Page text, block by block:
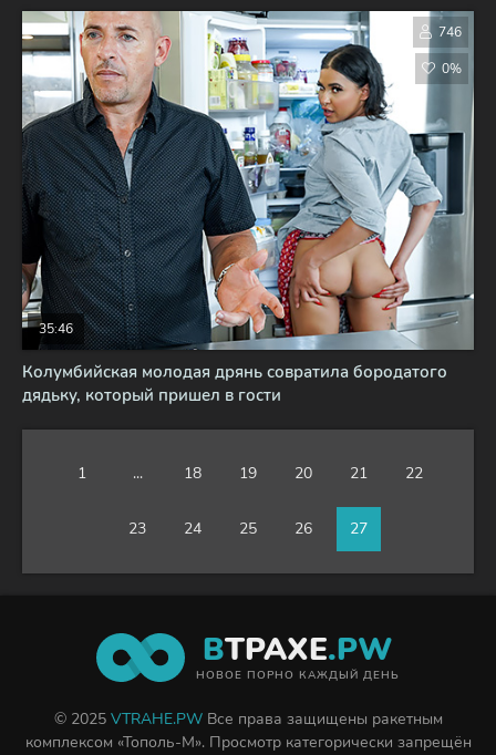
Колумбийская молодая дрянь совратила бородатого
дядьку, который пришел в гости
35:46
746
0%
1 ... 18 19 20 21 22
23 24 25 26 27
ВТРАХЕ.PW
НОВОЕ ПОРНО КАЖДЫЙ ДЕНЬ
© 2025 VTRAHE.PWВсе права защищены ракетным
комплексом «Тополь-М». Просмотр категорически запрещён